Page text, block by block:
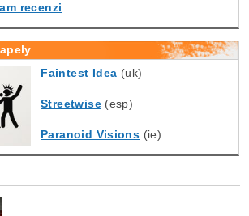
recenzi
Faintest Idea (uk)
Streetwise(esp)
Paranoid Visions (ie)